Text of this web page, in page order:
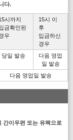
다.
시까지
금확인된
우
15시 이
후
입금하신
경우
당일 발송
다음 영업
일 발송
다음 영업일 발송
간이우편 또는 유팩으로